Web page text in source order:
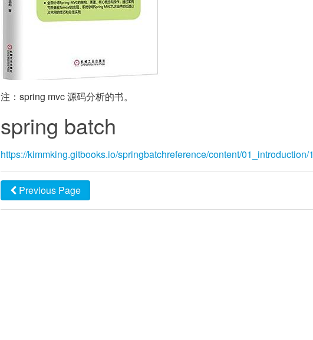
注：spring mvc 源码分析的书。
spring batch
https://kimmking.gitbooks.io/springbatchreference/content/01_introduction/
Previous Page